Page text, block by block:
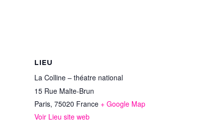
LIEU
La Colline – théatre national
15 Rue Malte-Brun
Paris, 75020 France + Google Map
Voir Lieu site web